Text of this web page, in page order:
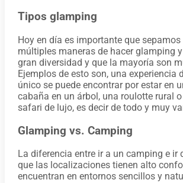
Tipos glamping
Hoy en día es importante que
múltiples maneras de hacer glamping
gran diversidad y que la mayoría son
Ejemplos de esto son, una experiencia
único se puede encontrar por estar en
cabaña en un árbol, una roulotte rural
safari de lujo, es decir de todo y muy
Glamping vs. Camping
La diferencia entre ir a un camping e ir
que las localizaciones tienen alto
encuentran en entornos sencillos y